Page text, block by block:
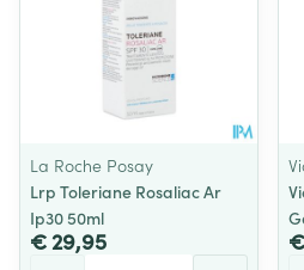
La Roche Posay
Lrp Toleriane Rosaliac Ar
Ip30 50ml
€ 29,95